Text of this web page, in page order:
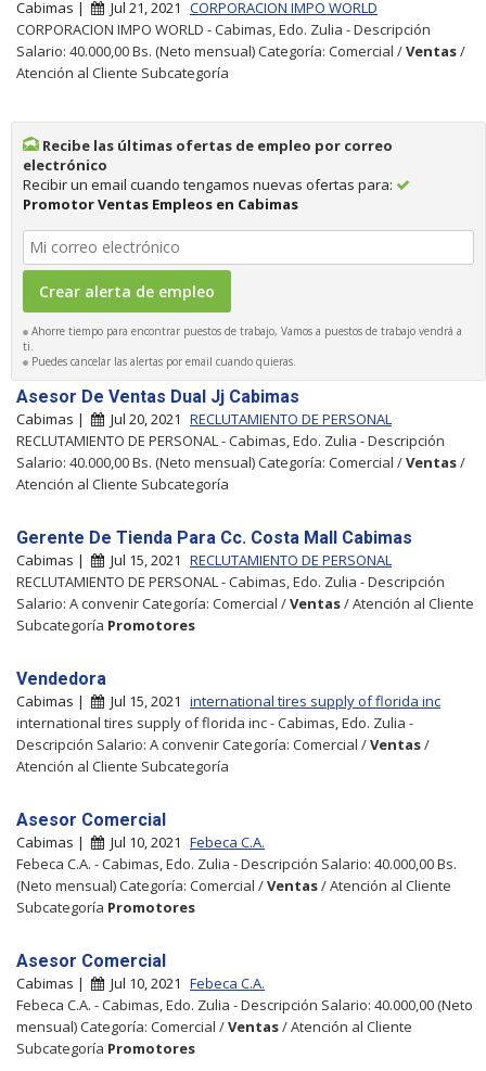
Cabimas | Jul 21, 2021 CORPORACION IMPO WORLD
CORPORACION IMPO WORLD - Cabimas, Edo. Zulia - Descripción
Salario: 40.000,00 Bs. (Neto mensual) Categoría: Comercial /Ventas/
Atención al Cliente Subcategoría
Recibe las últimas ofertas de empleo por correo
electrónico
Recibir un email cuando tengamos nuevas ofertas para:
Promotor Ventas Empleos en Cabimas
Ahorre tiempo para encontrar puestos de trabajo, Vamos a puestos de trabajo vendrá a
ti.
Puedes cancelar las alertas por email cuando quieras.
Asesor De Ventas Dual Jj Cabimas
Cabimas | Jul 20, 2021 RECLUTAMIENTO DE PERSONAL
RECLUTAMIENTO DE PERSONAL - Cabimas, Edo. Zulia - Descripción
Salario: 40.000,00 Bs. (Neto mensual) Categoría: Comercial /Ventas/
Atención al Cliente Subcategoría
Gerente De Tienda Para Cc. Costa Mall Cabimas
Cabimas | Jul 15, 2021 RECLUTAMIENTO DE PERSONAL
RECLUTAMIENTO DE PERSONAL - Cabimas, Edo. Zulia - Descripción
Salario: A convenir Categoría: Comercial /Ventas/ Atención al Cliente
Subcategoría Promotores
Vendedora
Cabimas | Jul 15, 2021 international tires supply of florida inc
international tires supply of florida inc - Cabimas, Edo. Zulia -
Descripción Salario: A convenir Categoría: Comercial /Ventas/
Atención al Cliente Subcategoría
Asesor Comercial
Cabimas | Jul 10, 2021 Febeca C.A.
Febeca C.A. - Cabimas, Edo. Zulia - Descripción Salario: 40.000,00 Bs.
(Neto mensual) Categoría: Comercial /Ventas/ Atención al Cliente
Subcategoría Promotores
Asesor Comercial
Cabimas | Jul 10, 2021 Febeca C.A.
Febeca C.A. - Cabimas, Edo. Zulia - Descripción Salario: 40.000,00 (Neto
mensual) Categoría: Comercial /Ventas/ Atención al Cliente
Subcategoría Promotores